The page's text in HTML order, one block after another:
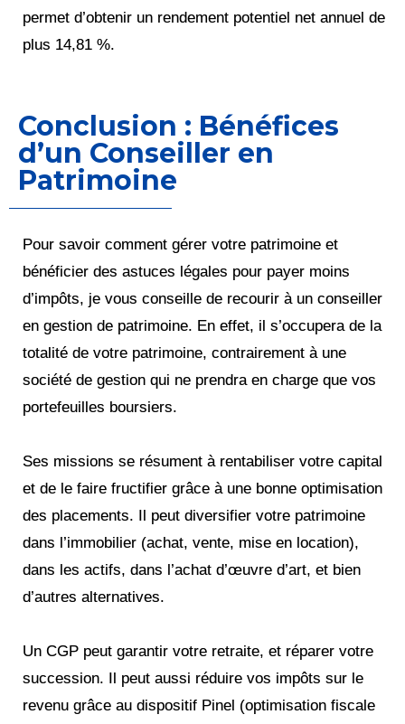
permet d’obtenir un rendement potentiel net annuel de
plus 14,81 %.
Conclusion : Bénéfices
d’un Conseiller en
Patrimoine
Pour savoir comment gérer votre patrimoine et
bénéficier des astuces légales pour payer moins
d’impôts, je vous conseille de recourir à un conseiller
en gestion de patrimoine. En effet, il s’occupera de la
totalité de votre patrimoine, contrairement à une
société de gestion qui ne prendra en charge que vos
portefeuilles boursiers.
Ses missions se résument à rentabiliser votre capital
et de le faire fructifier grâce à une bonne optimisation
des placements. Il peut diversifier votre patrimoine
dans l’immobilier (achat, vente, mise en location),
dans les actifs, dans l’achat d’œuvre d’art, et bien
d’autres alternatives.
Un CGP peut garantir votre retraite, et réparer votre
succession. Il peut aussi réduire vos impôts sur le
revenu grâce au dispositif Pinel (optimisation fiscale